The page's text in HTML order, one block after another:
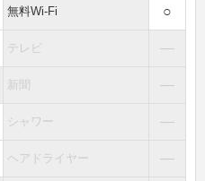
無料Wi-Fi ○
テレビ ―
新聞 ―
シャワー ―
ヘアドライヤー ―